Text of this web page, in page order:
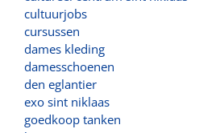
cultuurjobs
cursussen
dames kleding
damesschoenen
den eglantier
exo sint niklaas
goedkoop tanken